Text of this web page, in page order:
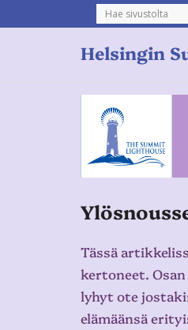
Helsingin
Y
Tässä
kertoneet.
lyhyt ote
elämäänsä